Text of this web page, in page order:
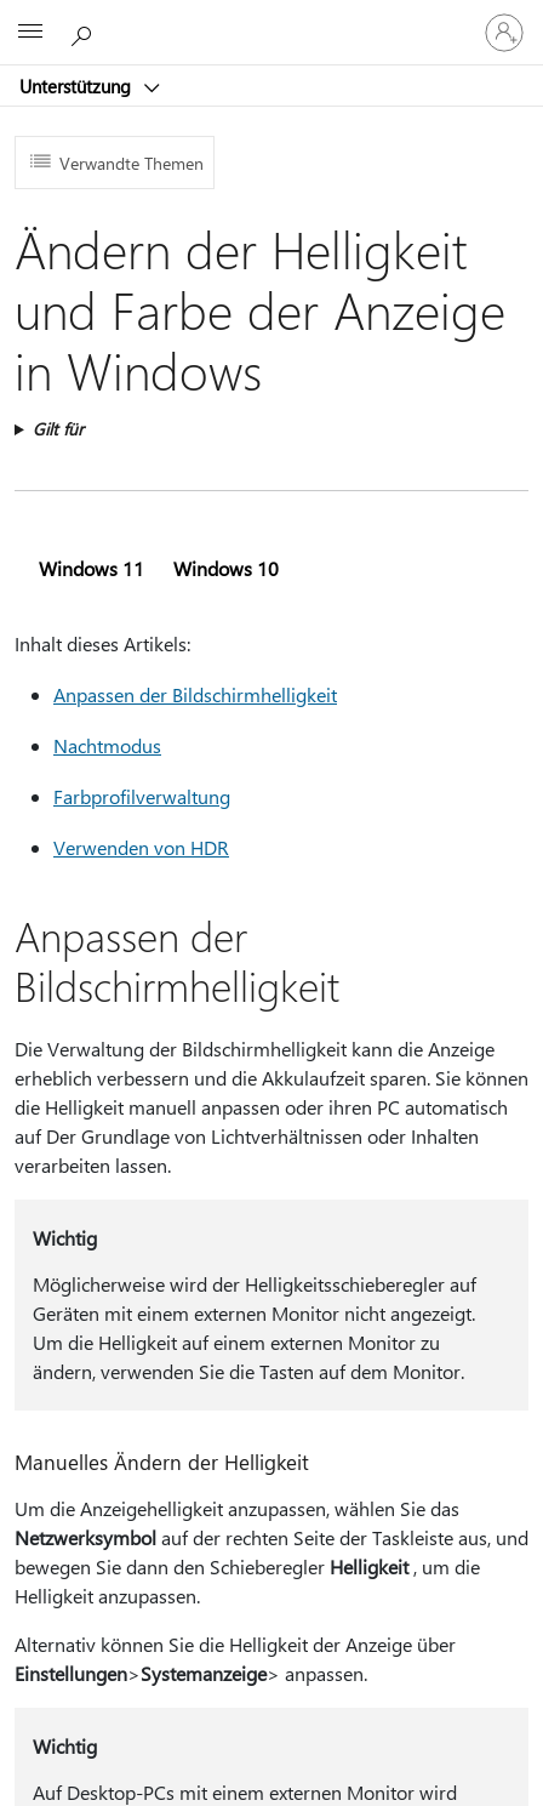
Unterstützung
Bei
Ihrem
Konto
Verwandte Themen
Ändern der Helligkeit
und Farbe der Anzeige
in Windows
Gilt für
Windows 11 Windows 10
Inhalt dieses Artikels:
Anpassen der Bildschirmhelligkeit
Nachtmodus
Farbprofilverwaltung
Verwenden von HDR
Anpassen der
Bildschirmhelligkeit
Die Verwaltung der Bildschirmhelligkeit kann die Anzeige
erheblich verbessern und die Akkulaufzeit sparen. Sie können
die Helligkeit manuell anpassen oder ihren PC automatisch
auf Der Grundlage von Lichtverhältnissen oder Inhalten
verarbeiten lassen.
Wichtig
Möglicherweise wird der Helligkeitsschieberegler auf
Geräten mit einem externen Monitor nicht angezeigt.
Um die Helligkeit auf einem externen Monitor zu
ändern, verwenden Sie die Tasten auf dem Monitor.
Manuelles Ändern der Helligkeit
Um die Anzeigehelligkeit anzupassen, wählen Sie das
Netzwerksymbolauf der rechten Seite der Taskleiste aus, und
bewegen Sie dann den Schieberegler Helligkeit, um die
Helligkeit anzupassen.
Alternativ können Sie die Helligkeit der Anzeige über
Einstellungen>Systemanzeige> anpassen.
Wichtig
Auf Desktop-PCs mit einem externen Monitor wird